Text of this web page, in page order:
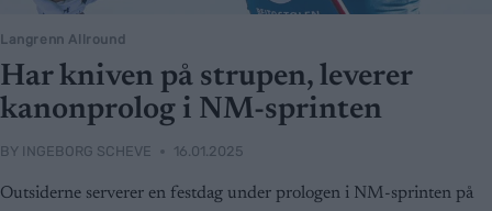
Langrenn Allround
Har kniven på strupen, leverer
kanonprolog i NM-sprinten
BY INGEBORG SCHEVE 16.01.2025
Outsiderne serverer en festdag under prologen i NM-sprinten på